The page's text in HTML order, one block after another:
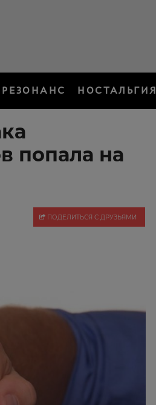
РЕЗОНАНС НОСТАЛЬГИЯ
попала на
ПОДЕЛИТЬСЯ С ДРУЗЬЯМИ